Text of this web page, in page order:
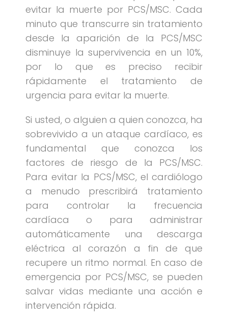
evitar la muerte por PCS/MSC. Cada
minuto que transcurre sin tratamiento
desde la aparición de la PCS/MSC
disminuye la supervivencia en un 10%,
por lo que es preciso recibir
rápidamente el tratamiento de
urgencia para evitar la muerte.
Si usted, o alguien a quien conozca, ha
sobrevivido a un ataque cardíaco, es
fundamental que conozca los
factores de riesgo de la PCS/MSC.
Para evitar la PCS/MSC, el cardiólogo
a menudo prescribirá tratamiento
para controlar la frecuencia
cardíaca o para administrar
automáticamente una descarga
eléctrica al corazón a fin de que
recupere un ritmo normal. En caso de
emergencia por PCS/MSC, se pueden
salvar vidas mediante una acción e
intervención rápida.